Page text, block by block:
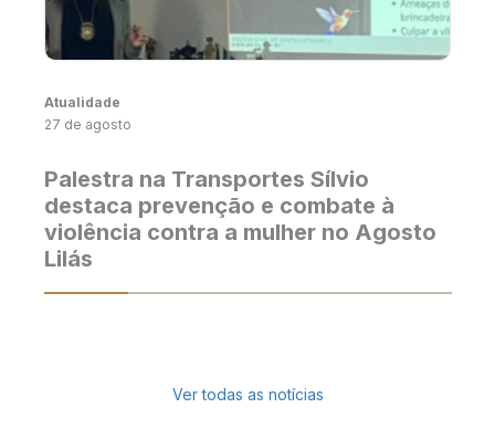
Atualidade
27 de agosto
Palestra na Transportes Sílvio
destaca prevenção e combate à
violência contra a mulher no Agosto
Lilás
Ver todas as notícias